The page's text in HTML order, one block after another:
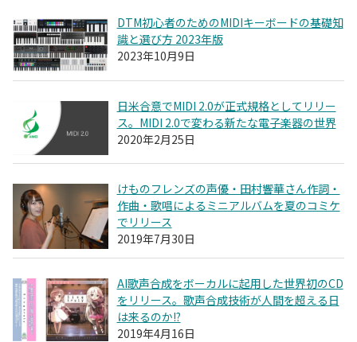
DTM初心者のためのMIDIキーボードの基礎知
識と選び方 2023年版
2023年10月9日
日米合意でMIDI 2.0が正式規格としてリリー
ス。MIDI 2.0で変わる新たな電子楽器の世界
2020年2月25日
けものフレンズの声優・田村響華さん作詞・
作曲・歌唱によるミニアルバムを夏のコミケ
でリリース
2019年7月30日
AI歌声合成をボーカルに起用した世界初のCD
をリリース。歌声合成技術が人間を超える日
は来るのか!?
2019年4月16日